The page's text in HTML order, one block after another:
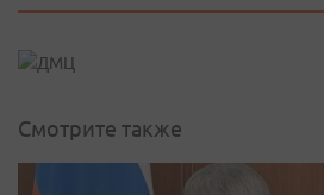
Смотрите также